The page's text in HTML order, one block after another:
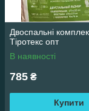
Двоспальні
Тіротекс опт
В наявності
785 ₴
Купити